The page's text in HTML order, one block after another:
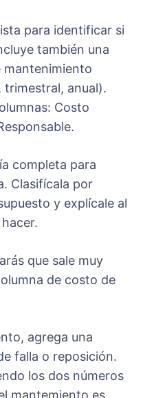
para identificar si
también una
mantenimiento
trimestral, anual).
Costo
completa para
Clasifícala por
y explícale al
que sale muy
de costo de
agrega una
falla o reposición.
los dos números
mantemiento es